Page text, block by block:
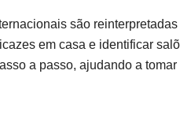
são
em casa e identificar
a passo, ajudando a